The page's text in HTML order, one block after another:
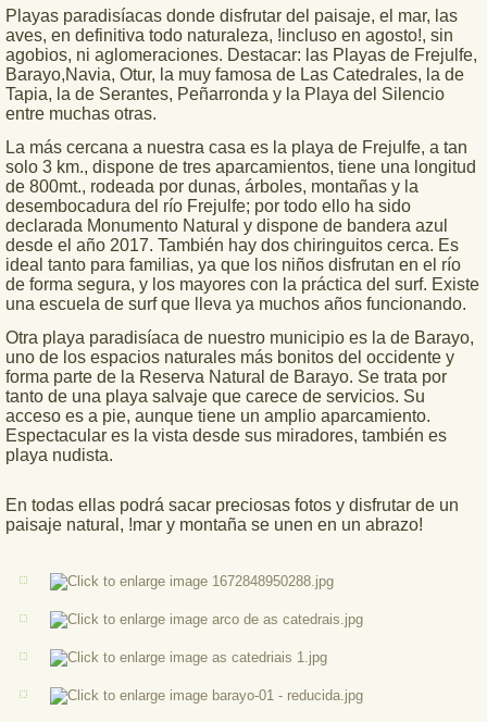
Playas paradisíacas donde disfrutar del paisaje, el mar, las
aves, en definitiva todo naturaleza, !incluso en agosto!, sin
agobios, ni aglomeraciones. Destacar: las Playas de Frejulfe,
Barayo,Navia, Otur, la muy famosa de Las Catedrales, la de
Tapia, la de Serantes, Peñarronda y la Playa del Silencio
entre muchas otras.
La más cercana a nuestra casa es la playa de Frejulfe, a tan
solo 3 km., dispone de tres aparcamientos, tiene una longitud
de 800mt., rodeada por dunas, árboles, montañas y la
desembocadura del río Frejulfe; por todo ello ha sido
declarada Monumento Natural y dispone de bandera azul
desde el año 2017. También hay dos chiringuitos cerca. Es
ideal tanto para familias, ya que los niños disfrutan en el río
de forma segura, y los mayores con la práctica del surf. Existe
una escuela de surf que lleva ya muchos años funcionando.
Otra playa paradisíaca de nuestro municipio es la de Barayo,
uno de los espacios naturales más bonitos del occidente y
forma parte de la Reserva Natural de Barayo. Se trata por
tanto de una playa salvaje que carece de servicios. Su
acceso es a pie, aunque tiene un amplio aparcamiento.
Espectacular es la vista desde sus miradores, también es
playa nudista.
En todas ellas podrá sacar preciosas fotos y disfrutar de un
paisaje natural, !mar y montaña se unen en un abrazo!